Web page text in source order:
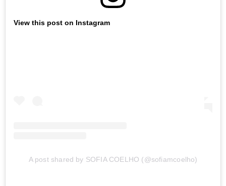
View this post on Instagram
A post shared by SOFIA COELHO (@sofiamcoelho)